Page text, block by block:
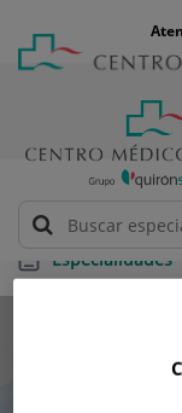
contenido
Especialidades